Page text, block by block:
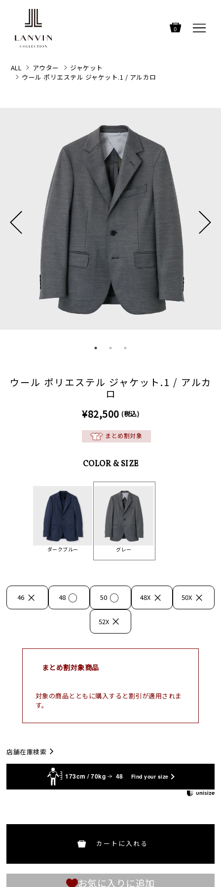
0
ALL アウター
ジャケット
ウール ポリエステル ジャケット.1 / アルカロ
ウール ポリエステル ジャケット.1 / アルカ
ロ
¥82,500 (税込)
まとめ割対象
COLOR & SIZE
ダークブルー グレー
46 × 48 ○ 50 ○ 48X × 50X ×
52X ×
まとめ割対象商品
対象の商品とともに購入すると割引が適用されま
す。
店舗在庫検索
173cm / 70kg 48 Find your size
カートに入れる
お気に入りに追加